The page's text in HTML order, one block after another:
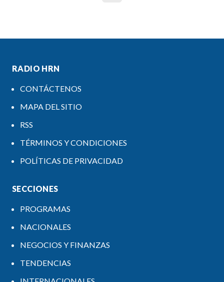
RADIO HRN
CONTÁCTENOS
MAPA DEL SITIO
RSS
TÉRMINOS Y CONDICIONES
POLÍTICAS DE PRIVACIDAD
SECCIONES
PROGRAMAS
NACIONALES
NEGOCIOS Y FINANZAS
TENDENCIAS